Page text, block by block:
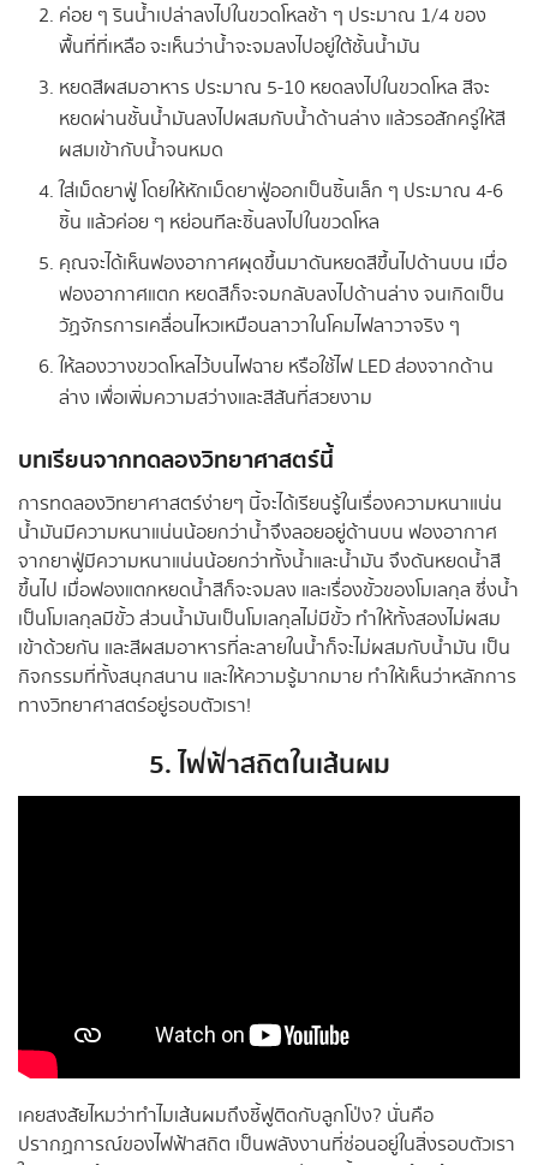
ค่อย ๆ รินน้ำเปล่าลงไปในขวดโหลช้า ๆ ประมาณ 1/4 ของ
พื้นที่ที่เหลือ จะเห็นว่าน้ำจะจมลงไปอยู่ใต้ชั้นน้ำมัน
หยดสีผสมอาหาร ประมาณ 5-10 หยดลงไปในขวดโหล สีจะ
หยดผ่านชั้นน้ำมันลงไปผสมกับน้ำด้านล่าง แล้วรอสักครู่ให้สี
ผสมเข้ากับน้ำจนหมด
ใส่เม็ดยาฟู่ โดยให้หักเม็ดยาฟู่ออกเป็นชิ้นเล็ก ๆ ประมาณ 4-6
ชิ้น แล้วค่อย ๆ หย่อนทีละชิ้นลงไปในขวดโหล
คุณจะได้เห็นฟองอากาศผุดขึ้นมาดันหยดสีขึ้นไปด้านบน เมื่อ
ฟองอากาศแตก หยดสีก็จะจมกลับลงไปด้านล่าง จนเกิดเป็น
วัฏจักรการเคลื่อนไหวเหมือนลาวาในโคมไฟลาวาจริง ๆ
ให้ลองวางขวดโหลไว้บนไฟฉาย หรือใช้ไฟ LED ส่องจากด้าน
ล่าง เพื่อเพิ่มความสว่างและสีสันที่สวยงาม
บทเรียนจากทดลองวิทยาศาสตร์นี้
การทดลองวิทยาศาสตร์ง่ายๆ นี้จะได้เรียนรู้ในเรื่องความหนาแน่น
น้ำมันมีความหนาแน่นน้อยกว่าน้ำจึงลอยอยู่ด้านบน ฟองอากาศ
จากยาฟู่มีความหนาแน่นน้อยกว่าทั้งน้ำและน้ำมัน จึงดันหยดน้ำสี
ขึ้นไป เมื่อฟองแตกหยดน้ำสีก็จะจมลง และเรื่องขั้วของโมเลกุล ซึ่งน้ำ
เป็นโมเลกุลมีขั้ว ส่วนน้ำมันเป็นโมเลกุลไม่มีขั้ว ทำให้ทั้งสองไม่ผสม
เข้าด้วยกัน และสีผสมอาหารที่ละลายในน้ำก็จะไม่ผสมกับน้ำมัน เป็น
กิจกรรมที่ทั้งสนุกสนาน และให้ความรู้มากมาย ทำให้เห็นว่าหลักการ
ทางวิทยาศาสตร์อยู่รอบตัวเรา!
5. ไฟฟ้าสถิตในเส้นผม
เคยสงสัยไหมว่าทำไมเส้นผมถึงชี้ฟูติดกับลูกโป่ง? นั่นคือ
ปรากฏการณ์ของไฟฟ้าสถิต เป็นพลังงานที่ซ่อนอยู่ในสิ่งรอบตัวเรา